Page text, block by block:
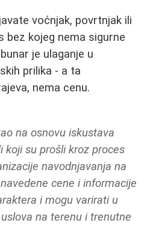
voćnjak, povrtnjak ili
bez kojeg nema sigurne
je ulaganje u
prilika - a ta
nema cenu.
na osnovu iskustava
koji su prošli kroz proces
navodnjavanja na
cene i informacije
i mogu varirati u
na terenu i trenutne